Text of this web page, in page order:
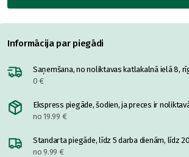
Informācija par piegādi
Saņemšana, no noliktavas katlakalnā ielā 8,
0 €
Ekspress piegāde, šodien, ja preces ir
no 19.99 €
Standarta piegāde, līdz 5 darba dienām, līdz
no 9.99 €